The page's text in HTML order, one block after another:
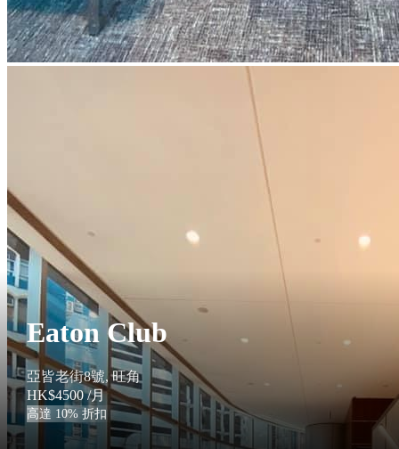
Eaton Club
亞皆老街8號, 旺角
HK$4500 /月
高達 10% 折扣